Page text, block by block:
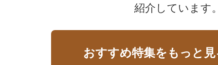
紹介しています
おすすめ特集をもっと